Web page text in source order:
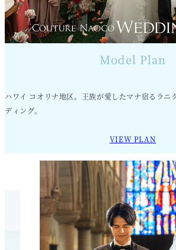
Model Plan
ハワイ コオリナ地区。王族が愛したマナ宿るラニ
ディング。
VIEW PLAN